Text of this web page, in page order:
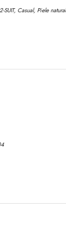
Casual, Piele
your